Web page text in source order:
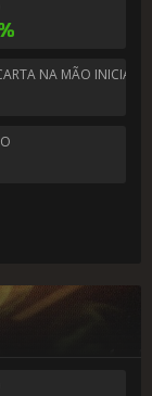
NA MÃO INICIAL